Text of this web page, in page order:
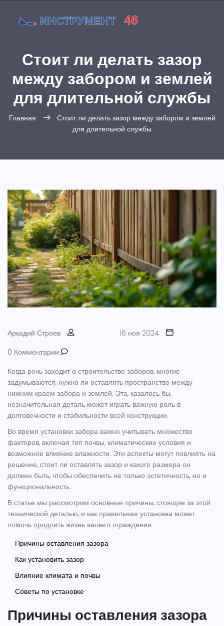
Стоит ли делать зазор
между забором и землей
для длительной службы
Главная
Стоит ли делать зазор между забором и землей
для длительной службы
Аркадий Строев
16 ноя 2024
0 Комментарии
Когда речь заходит о строительстве заборов, многие
задумываются, нужно ли оставлять пространство между
нижним краем забора и землей. Эта, казалось бы,
незначительная деталь может играть важную роль в
долговечности и стабильности всей конструкции.
Во время установки забора важно учитывать множество
факторов, включая тип почвы, климатические условия и
возможное влияние влажности. Эти аспекты могут повлиять на
решение, стоит ли оставлять зазор и какого размера он
должен быть, чтобы обеспечить не только эстетичность, но и
функциональность.
В статье мы рассмотрим основные причины, стоящие за этой
технической деталью, и как правильная установка может
помочь продлить жизнь вашего ограждения.
Причины оставления зазора
Как установить зазор
Влияние климата и почвы
Советы по установке
Причины оставления зазора